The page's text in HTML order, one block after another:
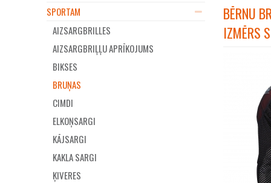
SPORTAM
AIZSARGBRILLES
AIZSARGBRIĻĻU APRĪKOJUMS
BIKSES
BRUŅAS
CIMDI
ELKOŅSARGI
KĀJSARGI
KAKLA SARGI
ĶIVERES
BĒRNU
IZMĒRS S